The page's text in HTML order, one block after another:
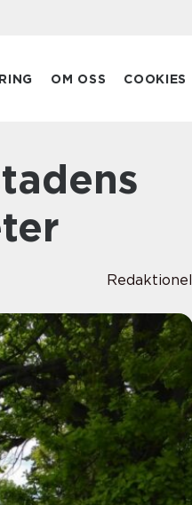
OM OSS COOKIES
Redaktionel